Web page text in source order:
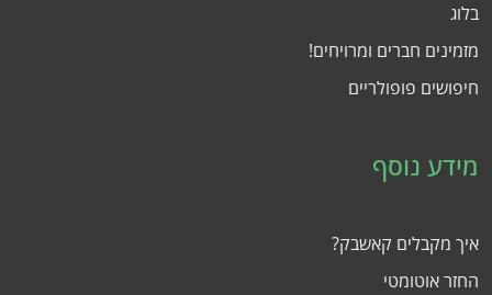
בלוג
מזמינים חברים ומרויחים!
חיפושים פופולריים
מידע נוסף
איך מקבלים קאשבק?
החזר אוטומטי